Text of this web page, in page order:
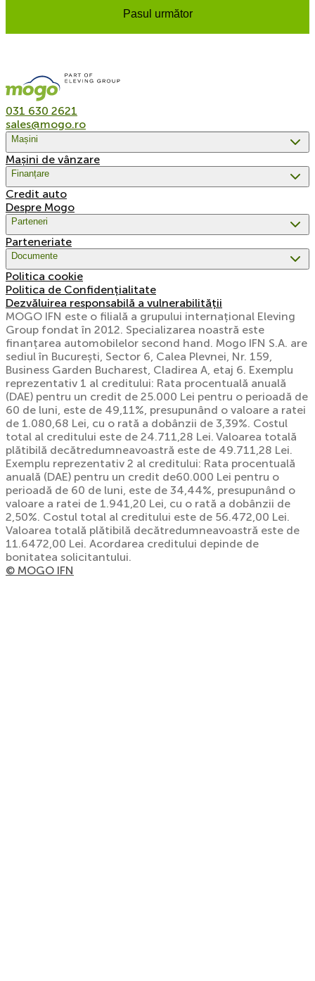
Pasul următor
031 630 2621
sales@mogo.ro
Mașini
Mașini de vânzare
Finanțare
Credit auto
Despre Mogo
Parteneri
Parteneriate
Documente
Politica cookie
Politica de Confidențialitate
Dezvăluirea responsabilă a vulnerabilității
MOGO IFN este o filială a grupului internațional Eleving
Group fondat în 2012. Specializarea noastră este
finanțarea automobilelor second hand. Mogo IFN S.A. are
sediul în București, Sector 6, Calea Plevnei, Nr. 159,
Business Garden Bucharest, Cladirea A, etaj 6. Exemplu
reprezentativ 1 al creditului: Rata procentuală anuală
(DAE) pentru un credit de 25.000 Lei pentru o perioadă de
60 de luni, este de 49,11%, presupunând o valoare a ratei
de 1.080,68 Lei, cu o rată a dobânzii de 3,39%. Costul
total al creditului este de 24.711,28 Lei. Valoarea totală
plătibilă decătredumneavoastră este de 49.711,28 Lei.
Exemplu reprezentativ 2 al creditului: Rata procentuală
anuală (DAE) pentru un credit de60.000 Lei pentru o
perioadă de 60 de luni, este de 34,44%, presupunând o
valoare a ratei de 1.941,20 Lei, cu o rată a dobânzii de
2,50%. Costul total al creditului este de 56.472,00 Lei.
Valoarea totală plătibilă decătredumneavoastră este de
11.6472,00 Lei. Acordarea creditului depinde de
bonitatea solicitantului.
© MOGO IFN